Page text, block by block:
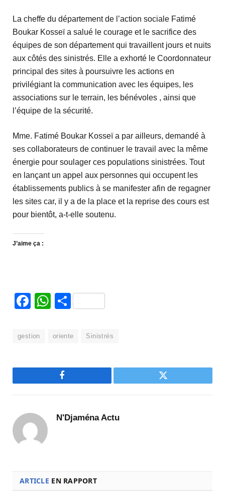
La cheffe du département de l’action sociale Fatimé
Boukar Kosseï a salué le courage et le sacrifice des
équipes de son département qui travaillent jours et nuits
aux côtés des sinistrés. Elle a exhorté le Coordonnateur
principal des sites à poursuivre les actions en
privilégiant la communication avec les équipes, les
associations sur le terrain, les bénévoles , ainsi que
l’équipe de la sécurité.
Mme. Fatimé Boukar Kosseï a par ailleurs, demandé à
ses collaborateurs de continuer le travail avec la même
énergie pour soulager ces populations sinistrées. Tout
en lançant un appel aux personnes qui occupent les
établissements publics à se manifester afin de regagner
les sites car, il y a de la place et la reprise des cours est
pour bientôt, a-t-elle soutenu.
J’aime ça :
Facebook
WhatsApp
Partager
gestion oriente Sinistrés
Facebook Twitter
N'Djaména Actu
ARTICLE EN RAPPORT